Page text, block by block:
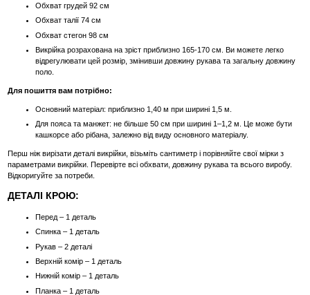
Обхват грудей 92 см
Обхват талії 74 см
Обхват стегон 98 см
Викрійка розрахована на зріст приблизно 165-170 см. Ви можете легко
відрегулювати цей розмір, змінивши довжину рукава та загальну довжину
поло.
Для пошиття вам потрібно:
Основний матеріал: приблизно 1,40 м при ширині 1,5 м.
Для пояса та манжет: не більше 50 см при ширині 1–1,2 м. Це може бути
кашкорсе або рібана, залежно від виду основного матеріалу.
Перш ніж вирізати деталі викрійки, візьміть сантиметр і порівняйте свої мірки з
параметрами викрійки. Перевірте всі обхвати, довжину рукава та всього виробу.
Відкоригуйте за потреби.
ДЕТАЛІ КРОЮ:
Перед – 1 деталь
Спинка – 1 деталь
Рукав – 2 деталі
Верхній комір – 1 деталь
Нижній комір – 1 деталь
Планка – 1 деталь